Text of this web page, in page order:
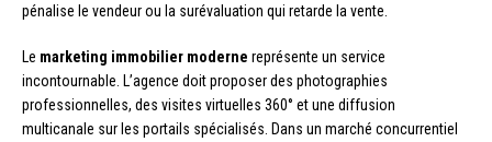
pénalise le vendeur ou la surévaluation qui retarde la vente.
Le marketing immobilier moderne représente un service
incontournable. L’agence doit proposer des photographies
professionnelles, des visites virtuelles 360° et une diffusion
multicanale sur les portails spécialisés. Dans un marché concurrentiel